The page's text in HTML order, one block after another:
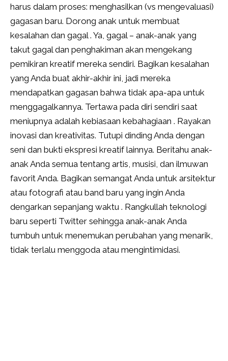
harus dalam proses: menghasilkan (vs mengevaluasi)
gagasan baru. Dorong anak untuk membuat
kesalahan dan gagal . Ya, gagal – anak-anak yang
takut gagal dan penghakiman akan mengekang
pemikiran kreatif mereka sendiri. Bagikan kesalahan
yang Anda buat akhir-akhir ini, jadi mereka
mendapatkan gagasan bahwa tidak apa-apa untuk
menggagalkannya. Tertawa pada diri sendiri saat
meniupnya adalah kebiasaan kebahagiaan . Rayakan
inovasi dan kreativitas. Tutupi dinding Anda dengan
seni dan bukti ekspresi kreatif lainnya. Beritahu anak-
anak Anda semua tentang artis, musisi, dan ilmuwan
favorit Anda. Bagikan semangat Anda untuk arsitektur
atau fotografi atau band baru yang ingin Anda
dengarkan sepanjang waktu . Rangkullah teknologi
baru seperti Twitter sehingga anak-anak Anda
tumbuh untuk menemukan perubahan yang menarik,
tidak terlalu menggoda atau mengintimidasi.